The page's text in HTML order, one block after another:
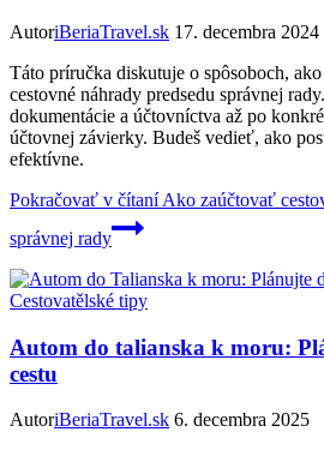
AutoriBeriaTravel.sk 17. decembra 2024
Táto príručka diskutuje o spôsoboch,
cestovné náhrady predsedu správnej
dokumentácie a účtovníctva až po
účtovnej závierky. Budeš vedieť, ako
efektívne.
Pokračovať v čítaníAko zaúčtovať
správnej rady
Cestovatělské tipy
Autom do talianska k moru:
cestu
AutoriBeriaTravel.sk 6. decembra 2025